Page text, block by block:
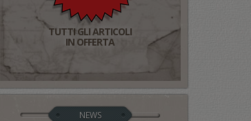
TUTTI GLI ARTICOLI
IN OFFERTA
NEWS